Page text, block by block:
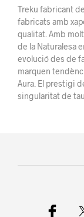
Treku fabricant
fabricats amb
qualitat. Amb
de la Naturalesa
evolució des de
marquen
Aura. El prestigi
singularitat de